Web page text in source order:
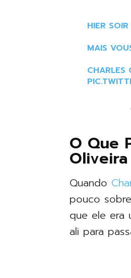
HIER
MAIS
O Que
Quando
pouco
que ele era
ali para